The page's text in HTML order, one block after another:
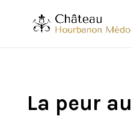
La peur